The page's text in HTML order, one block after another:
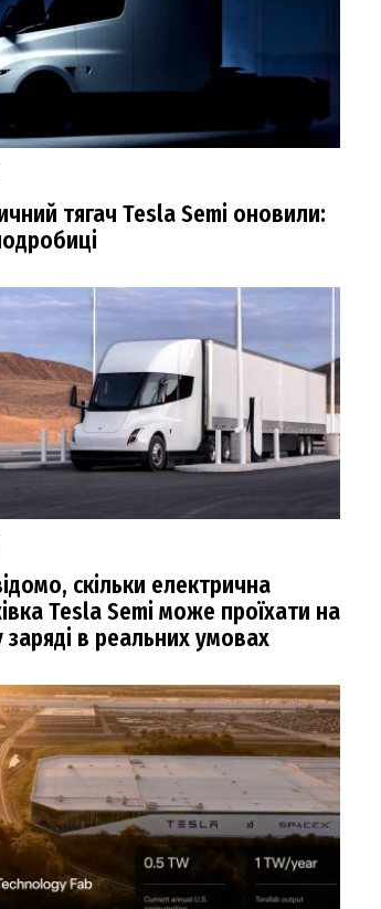
тягач Tesla Semi оновили:
скільки електрична
Tesla Semi може проїхати на
в реальних умовах